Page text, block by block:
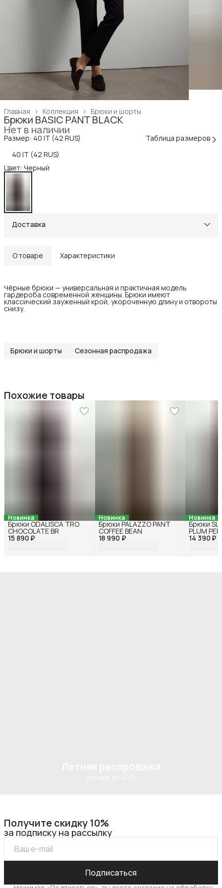
Брюки и шорты
Коллекция ›
Главная ›
Брюки BASIC PANT BLACK
Нет в наличии
Размер: 40 IT (42 RUS)
Таблица размеров
40 IT (42 RUS)
Цвет: Черный
Доставка
О товаре Характеристики
Чёрные брюки — универсальная и практичная модель
гардероба современной женщины. Брюки имеют
классический зауженный крой, укороченную длину и отвороты
снизу.
Брюки и шорты Сезонная распродажа
Похожие товары
Новинка
15 890 ₽
Брюки ODALISCA TRO
CHOCOLATE BR
Новинка
18 990 ₽
Брюки PALAZZO PANT
COFFEE BEAN
Новинка
14 390 ₽
Брюки
PLUM
Получите скидку 10%
за подписку на рассылку
Подписаться